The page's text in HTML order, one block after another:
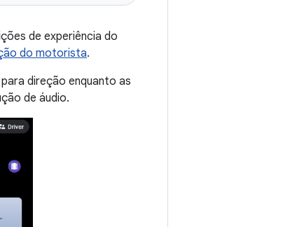
de experiência do
do motorista.
direção enquanto as
de áudio.